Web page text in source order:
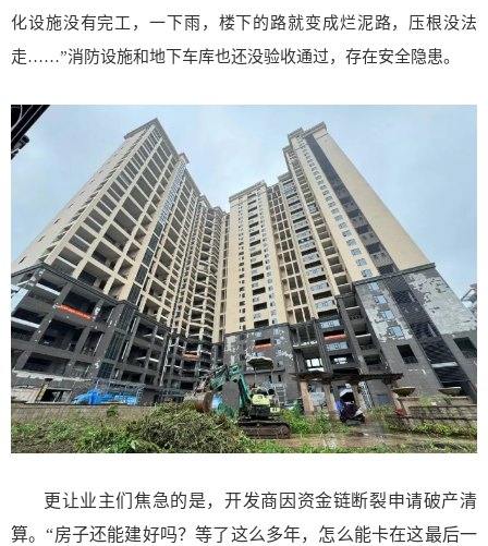
化设施没有完工，一下雨，楼下的路就变成烂泥路，压根没法
走……”消防设施和地下车库也还没验收通过，存在安全隐患。
更让业主们焦急的是，开发商因资金链断裂申请破产清
算。“房子还能建好吗？等了这么多年，怎么能卡在这最后一